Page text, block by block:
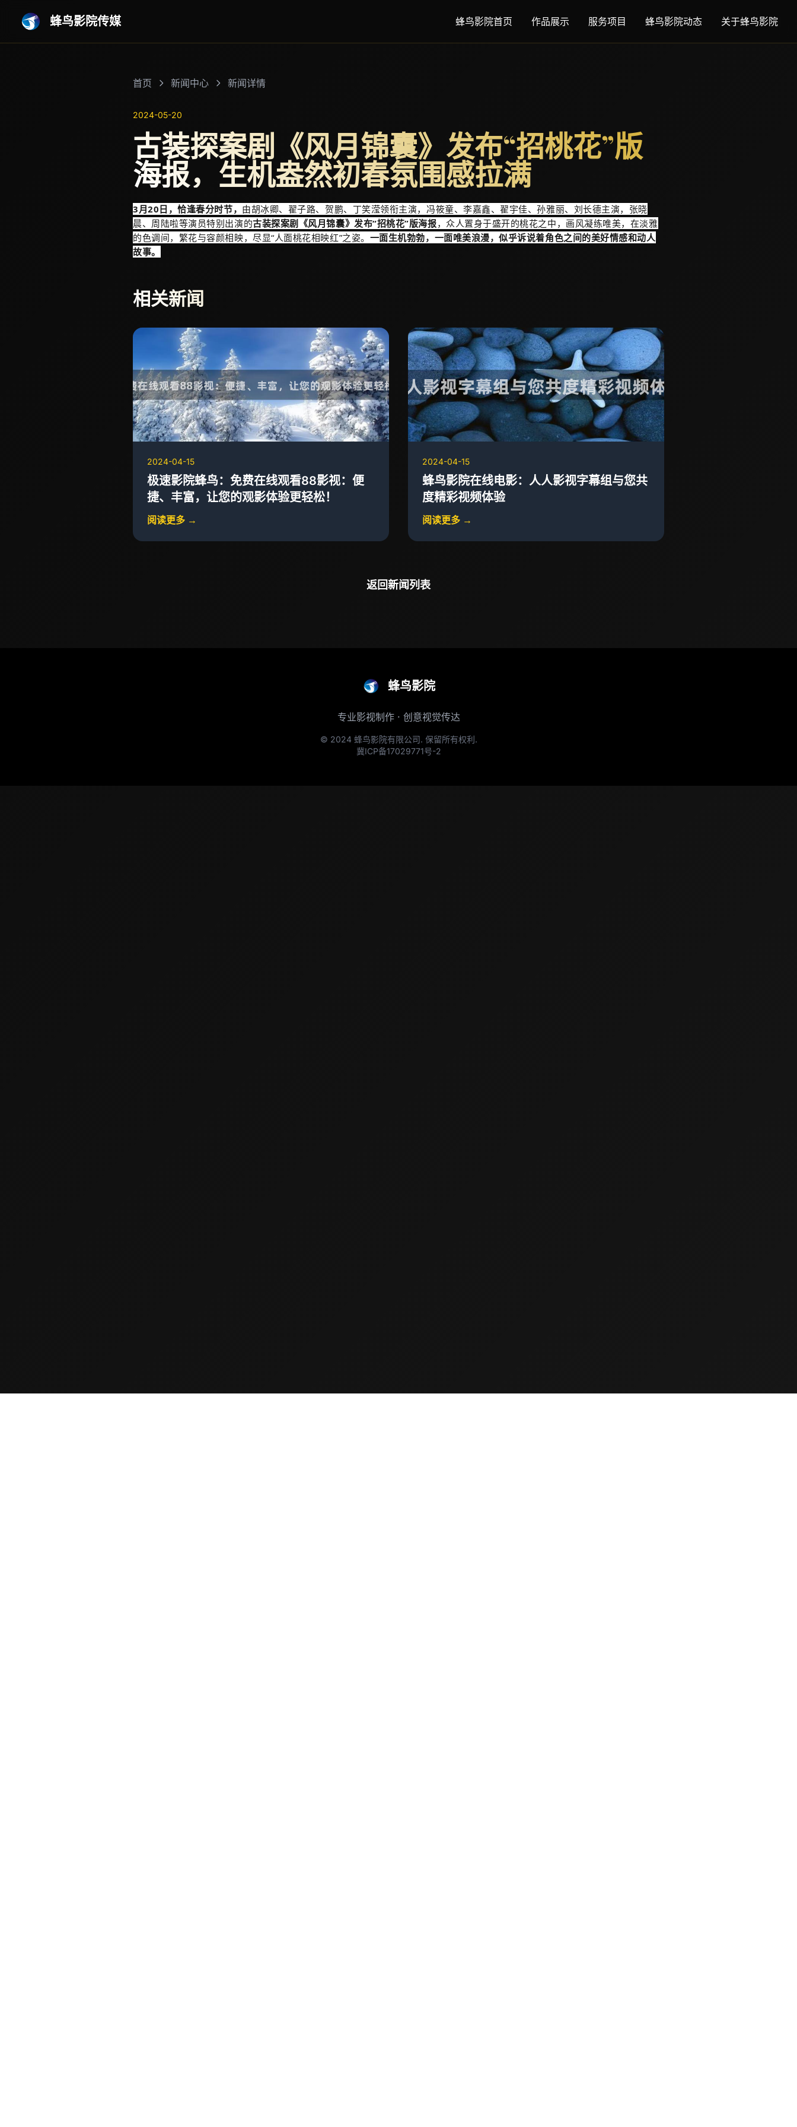
蜂鸟影院传媒 蜂鸟影院首页 作品展示 服务项目 蜂鸟影院动态 关于蜂鸟影院
首页 新闻中心 新闻详情
2024-05-20
古装探案剧《风月锦囊》发布“招桃花”版
海报，生机盎然初春氛围感拉满
3月20日，恰逢春分时节， 由胡冰卿、翟子路、贺鹏、丁笑滢领衔主演，冯筱童、李嘉鑫、翟宇佳、孙雅丽、刘长德主演，张晓
晨、周陆啦等演员特别出演的古装探案剧《风月锦囊》发布“招桃花”版海报，众人置身于盛开的桃花之中，画风凝练唯美，在淡雅
的色调间，繁花与容颜相映，尽显“人面桃花相映红”之姿。 一面生机勃勃，一面唯美浪漫，似乎诉说着角色之间的美好情感和动人
故事。
相关新闻
2024-04-15
极速影院蜂鸟：免费在线观看88影视：便
捷、丰富，让您的观影体验更轻松！
阅读更多 →
2024-04-15
蜂鸟影院在线电影：人人影视字幕组与您共
度精彩视频体验
阅读更多 →
返回新闻列表
蜂鸟影院
专业影视制作 · 创意视觉传达
© 2024 蜂鸟影院有限公司. 保留所有权利.
冀ICP备17029771号-2